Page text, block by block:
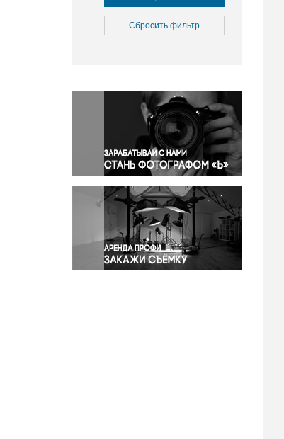
Культура
Медицина
Окружающая среда
Политика
Правосудие
Происшествия и конфликты
Религия
Светская жизнь
Спорт
Экология
Экономика и бизнес
Сбросить фильтр